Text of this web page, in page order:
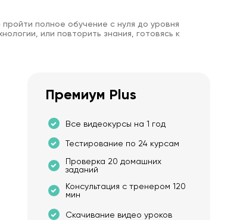
полное обучение с нуля до уровня
или повторить знания, готовясь к
Премиум Plus
Все видеокурсы на 1 год
Тестирование по 24 курсам
Проверка 20 домашних
заданий
Консультация с тренером 120
мин
Скачивание видео уроков